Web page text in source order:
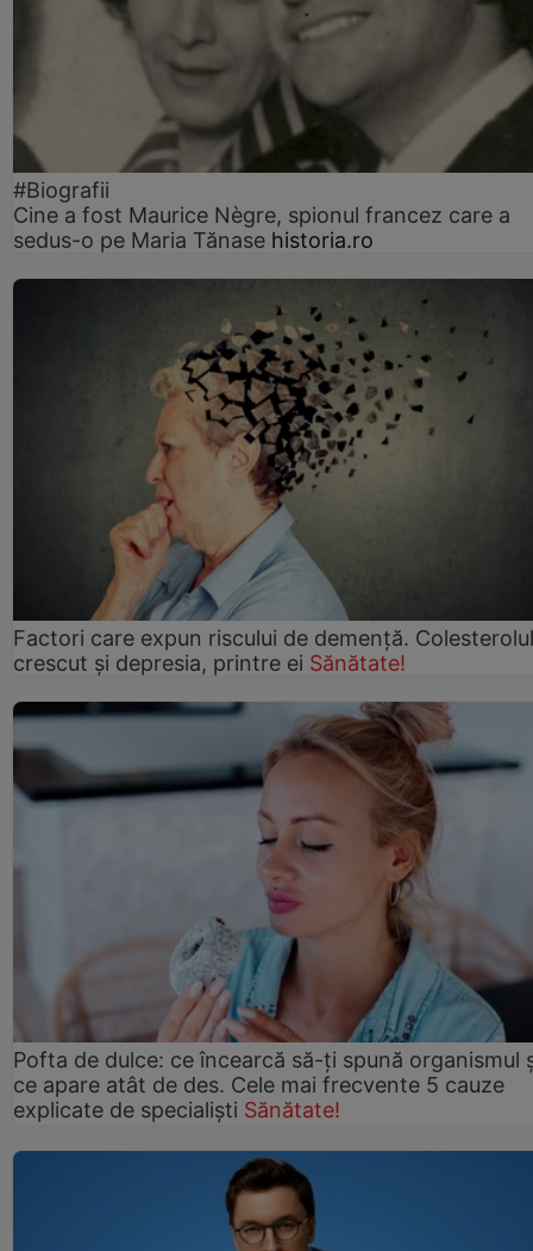
#Biografii
Cine a fost Maurice Nègre, spionul francez care a
sedus-o pe Maria Tănase historia.ro
Factori care expun riscului de demență. Colesterolul
crescut şi depresia, printre ei Sănătate!
Pofta de dulce: ce încearcă să-ți spună organismul
ce apare atât de des. Cele mai frecvente 5 cauze
explicate de specialiști Sănătate!